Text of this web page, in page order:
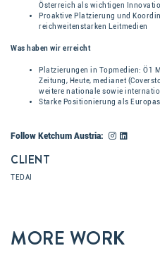
Österreich als wichtigen
Proaktive Platzierung und
reichweitenstarken Leitmedien
Was haben wir erreicht
Platzierungen in Topmedien: Ö1
Zeitung, Heute, medianet
weitere nationale sowie
Starke Positionierung als
Follow Ketchum Austria:
CLIENT
TEDAI
MORE WORK